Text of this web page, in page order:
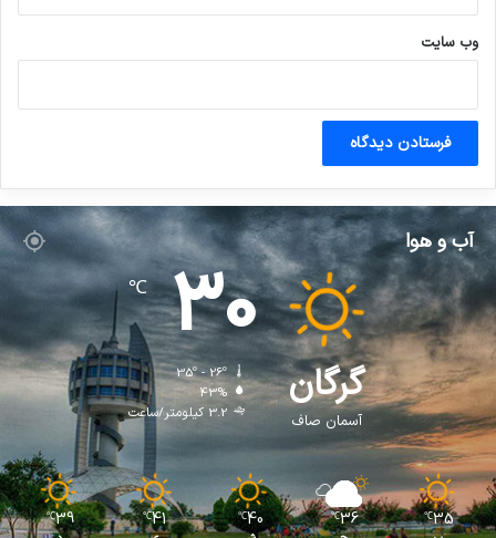
وب‌ سایت
آب و هوا
گرگان
آسمان صاف
30
℃
35º - 26º
43%
3.2 کیلومتر/ساعت
35
℃
36
℃
40
℃
41
℃
39
℃